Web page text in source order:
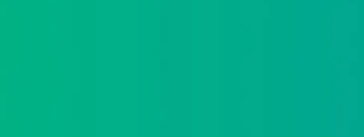
Acepto recibir información comercial